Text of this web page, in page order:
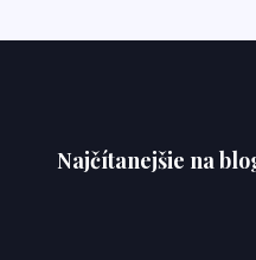
Najčítanejšie na